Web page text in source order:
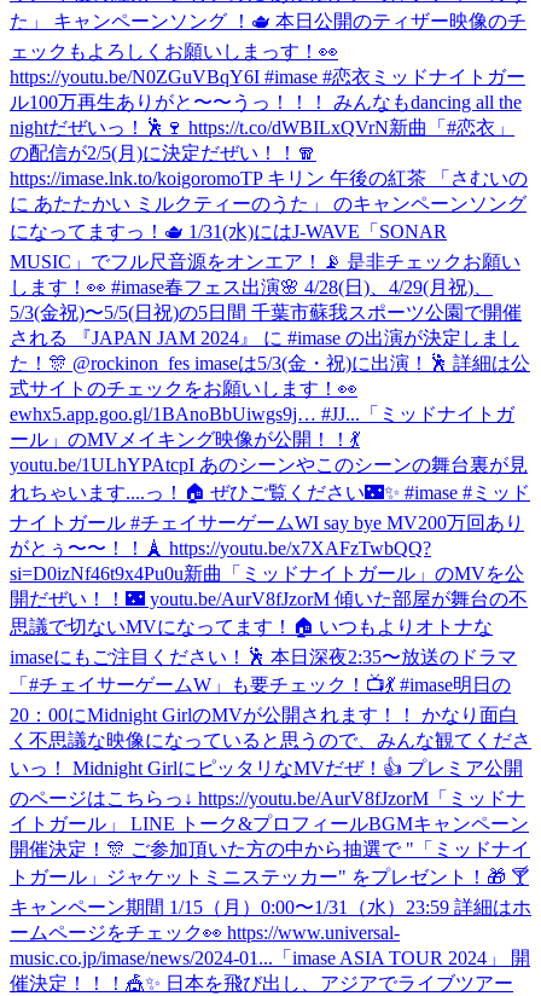
た」 キャンペーンソング ！🫖 本日公開のティザー映像のチ
ェックもよろしくお願いしまっす！👀
https://youtu.be/N0ZGuVBqY6I #imase #恋衣 ミッドナイトガー
ル100万再生ありがと〜〜うっ！！！ みんなもdancing all the
nightだぜいっ！🕺🍷 https://t.co/dWBILxQVrN新曲「#恋衣」
の配信が2/5(月)に決定だぜい！！🧣
https://imase.lnk.to/koigoromoTP キリン 午後の紅茶 「さむいの
に あたたかい ミルクティーのうた」 のキャンペーンソング
になってますっ！🫖 1/31(水)にはJ-WAVE「SONAR
MUSIC」でフル尺音源をオンエア！📡 是非チェックお願い
します！👀 #imase春フェス出演🌸 4/28(日)、4/29(月祝)、
5/3(金祝)〜5/5(日祝)の5日間 千葉市蘇我スポーツ公園で開催
される 『JAPAN JAM 2024』 に #imase の出演が決定しまし
た！🎊 @rockinon_fes imaseは5/3(金・祝)に出演！🕺 詳細は公
式サイトのチェックをお願いします！👀
ewhx5.app.goo.gl/1BAnoBbUiwgs9j… #JJ... 「ミッドナイトガ
ール」のMVメイキング映像が公開！！💃
youtu.be/1ULhYPAtcpI あのシーンやこのシーンの舞台裏が見
れちゃいます....っ！🏠 ぜひご覧ください🌃✨ #imase #ミッド
ナイトガール #チェイサーゲームWI say bye MV200万回あり
がとぅ〜〜！！🗼 https://youtu.be/x7XAFzTwbQQ?
si=D0izNf46t9x4Pu0u新曲「ミッドナイトガール」のMVを公
開だぜい！！🌃 youtu.be/AurV8fJzorM 傾いた部屋が舞台の不
思議で切ないMVになってます！🏠 いつもよりオトナな
imaseにもご注目ください！🕺 本日深夜2:35〜放送のドラマ
「#チェイサーゲームW」も要チェック！📺💃 #imase明日の
20：00にMidnight GirlのMVが公開されます！！ かなり面白
く不思議な映像になっていると思うので、みんな観てくださ
いっ！ Midnight GirlにピッタリなMVだぜ！👍 プレミア公開
のページはこちらっ↓ https://youtu.be/AurV8fJzorM 「ミッドナ
イトガール」 LINE トーク&プロフィールBGMキャンペーン
開催決定！🎊 ご参加頂いた方の中から抽選で "「ミッドナイ
トガール」ジャケットミニステッカー" をプレゼント！🎁 🍸
キャンペーン期間 1/15（月）0:00〜1/31（水）23:59 詳細はホ
ームページをチェック👀 https://www.universal-
music.co.jp/imase/news/2024-01... 「imase ASIA TOUR 2024」 開
催決定！！！🎪✨ 日本を飛び出し、アジアでライブツアー